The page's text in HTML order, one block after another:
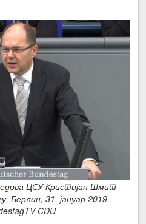
ЦСУ Кристијан Шмит
Берлин, 31. јануар 2019. –
CDU